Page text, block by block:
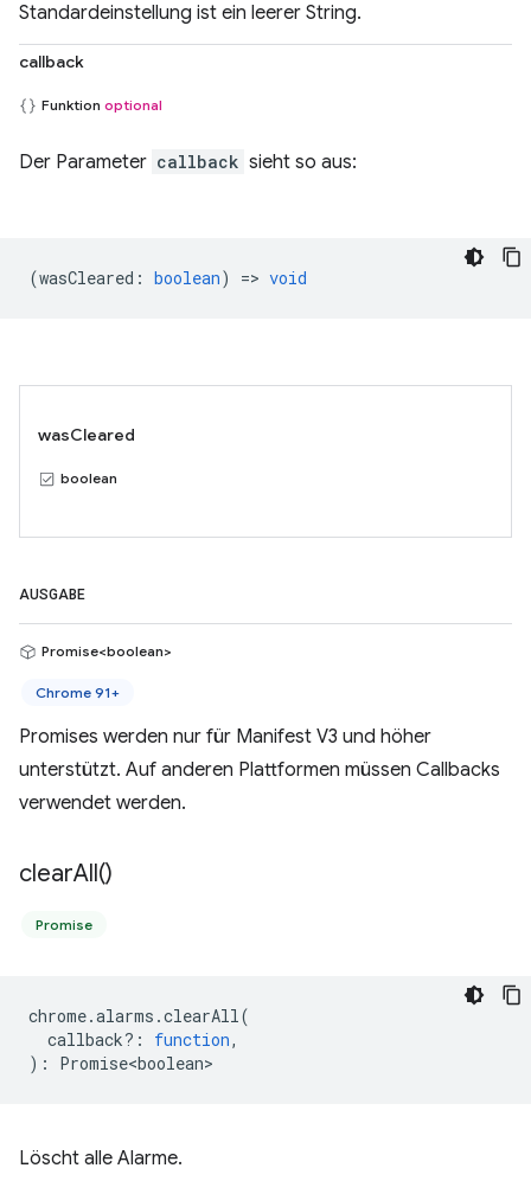
Standardeinstellung ist ein leerer String.
callback
Funktion optional
Der Parameter callback sieht so aus:
(wasCleared : boolean) => void
wasCleared
boolean
AUSGABE
Promise<boolean>
Chrome 91+
Promises werden nur für Manifest V3 und höher
unterstützt. Auf anderen Plattformen müssen Callbacks
verwendet werden.
clearAll()
Promise
chrome.alarms .clearAll(
callback? : function,
) : Promise<boolean>
Löscht alle Alarme.